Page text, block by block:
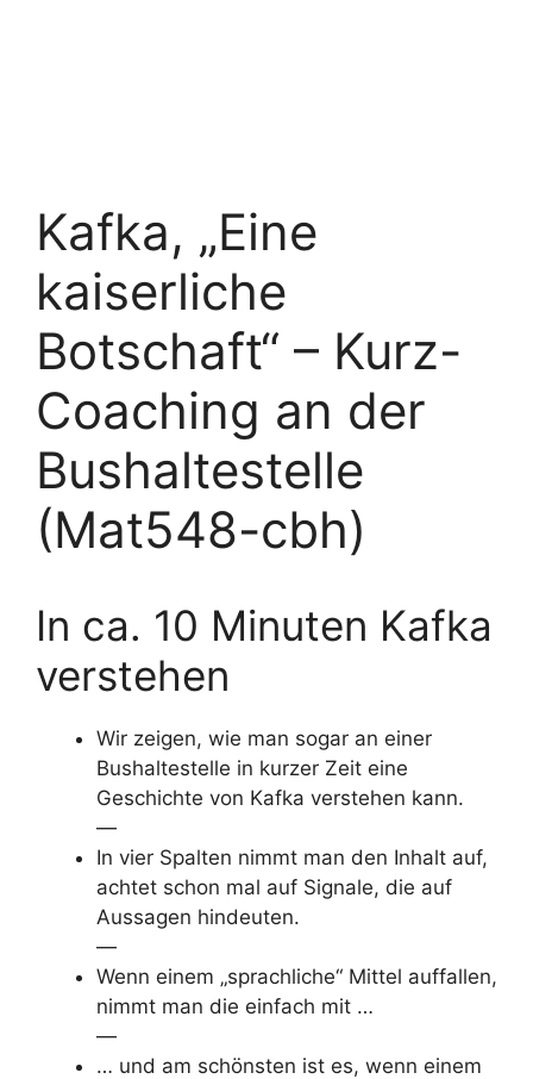
Kafka, „Eine
kaiserliche
Botschaft“ – Kurz-
Coaching an der
Bushaltestelle
(Mat548-cbh)
In ca. 10 Minuten Kafka
verstehen
Wir zeigen, wie man sogar an einer
Bushaltestelle in kurzer Zeit eine
Geschichte von Kafka verstehen kann.
—
In vier Spalten nimmt man den Inhalt auf,
achtet schon mal auf Signale, die auf
Aussagen hindeuten.
—
Wenn einem „sprachliche“ Mittel auffallen,
nimmt man die einfach mit …
—
… und am schönsten ist es, wenn einem